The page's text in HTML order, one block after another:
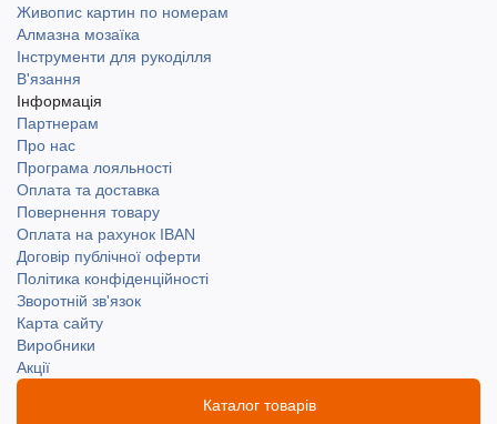
Живопис картин по номерам
Алмазна мозаїка
Інструменти для рукоділля
В'язання
Інформація
Партнерам
Про нас
Програма лояльності
Оплата та доставка
Повернення товару
Оплата на рахунок IBAN
Договір публічної оферти
Політика конфіденційності
Зворотній зв'язок
Карта сайту
Виробники
Акції
Каталог товарів